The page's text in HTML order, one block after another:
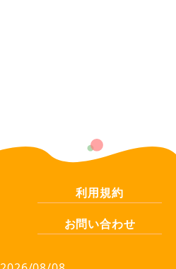
利用規約
お問い合わせ